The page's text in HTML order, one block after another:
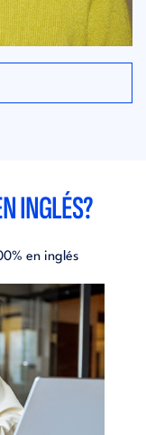
INGLÉS?
en inglés